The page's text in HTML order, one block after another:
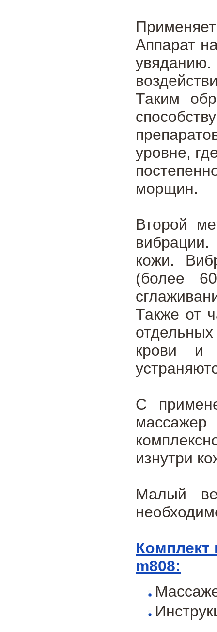
Аппарат
увяданию.
Таким
уровне,
морщин.
Второй
кожи.
(более
Также от
крови и
С
изнутри
Малый
Комплект
m808: